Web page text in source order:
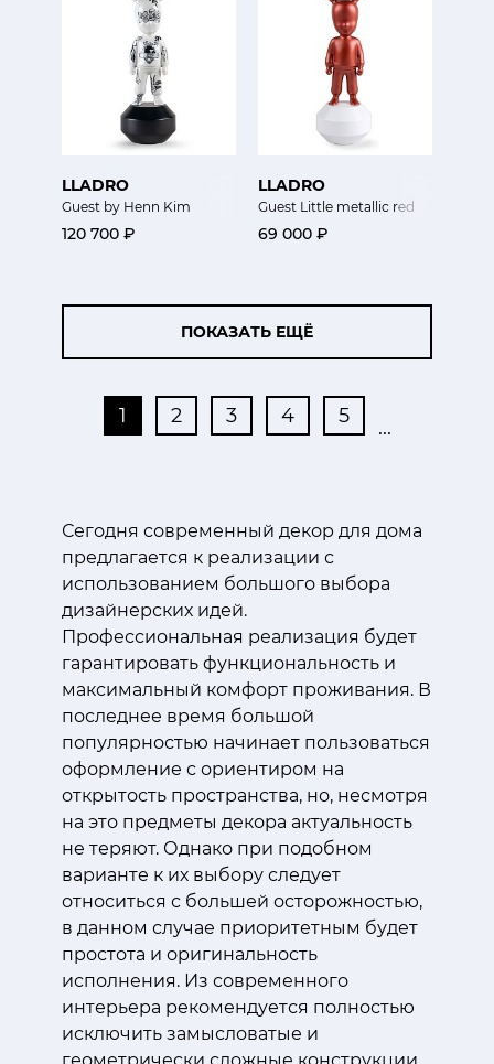
LLADRO
Guest by Henn Kim
120 700 ₽
LLADRO
Guest Little metallic red
69 000 ₽
ПОКАЗАТЬ ЕЩЁ
1 2 3 4 5 ...
Сегодня современный декор для дома
предлагается к реализации с
использованием большого выбора
дизайнерских идей.
Профессиональная реализация будет
гарантировать функциональность и
максимальный комфорт проживания. В
последнее время большой
популярностью начинает пользоваться
оформление с ориентиром на
открытость пространства, но, несмотря
на это предметы декора актуальность
не теряют. Однако при подобном
варианте к их выбору следует
относиться с большей осторожностью,
в данном случае приоритетным будет
простота и оригинальность
исполнения. Из современного
интерьера рекомендуется полностью
исключить замысловатые и